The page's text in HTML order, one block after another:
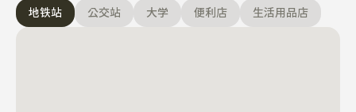
食物处理卡钥匙在客房卡保管箱里
请务必放回。
地铁站 公交站 大学 便利店 生活用品店